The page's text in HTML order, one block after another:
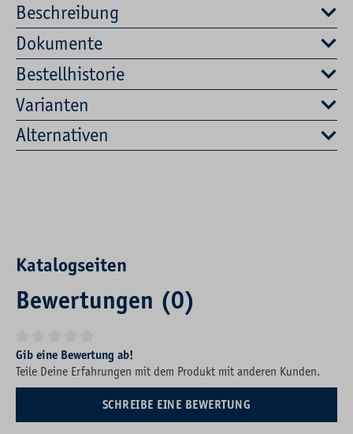
Beschreibung
Dokumente
Bestellhistorie
Varianten
Alternativen
Katalogseiten
Bewertungen (0)
Durchschnittliche Bewertung von 0 von 5 Sternen
Gib eine Bewertung ab!
Teile Deine Erfahrungen mit dem Produkt mit anderen Kunden.
SCHREIBE EINE BEWERTUNG